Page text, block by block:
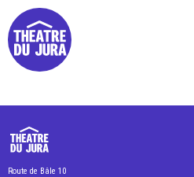
Presse
Route de Bâle 10